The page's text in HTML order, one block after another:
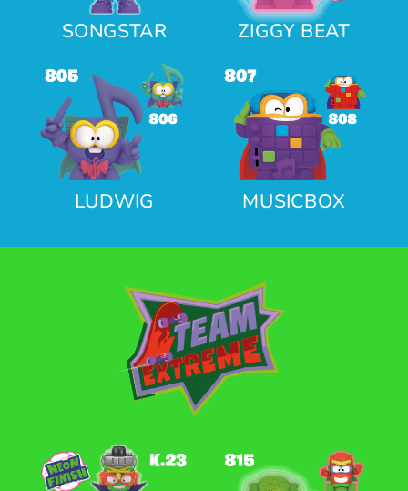
SONGSTAR ZIGGY BEAT
LUDWIG MUSICBOX